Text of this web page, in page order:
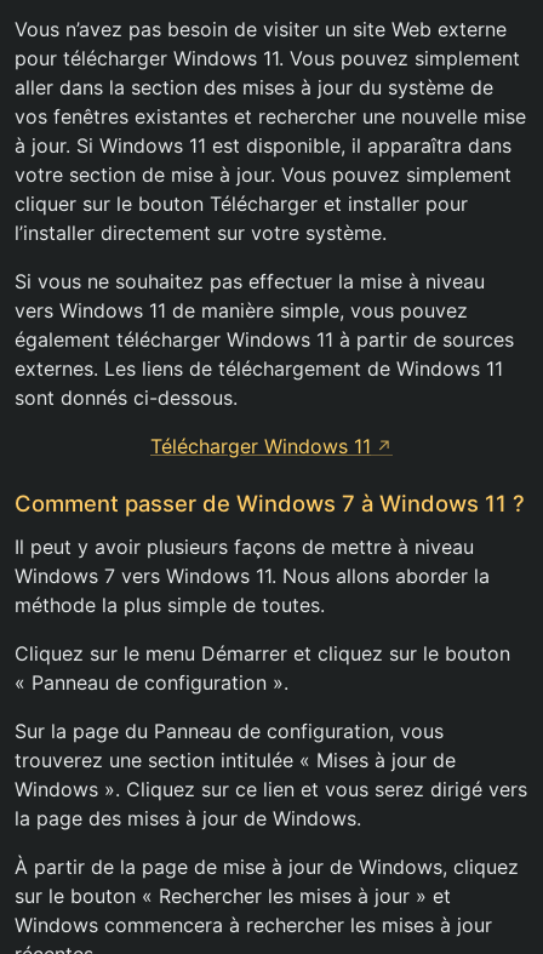
Vous n’avez pas besoin de visiter un site Web externe
pour télécharger Windows 11. Vous pouvez simplement
aller dans la section des mises à jour du système de
vos fenêtres existantes et rechercher une nouvelle mise
à jour. Si Windows 11 est disponible, il apparaîtra dans
votre section de mise à jour. Vous pouvez simplement
cliquer sur le bouton Télécharger et installer pour
l’installer directement sur votre système.
Si vous ne souhaitez pas effectuer la mise à niveau
vers Windows 11 de manière simple, vous pouvez
également télécharger Windows 11 à partir de sources
externes. Les liens de téléchargement de Windows 11
sont donnés ci-dessous.
Télécharger Windows 11
Comment passer de Windows 7 à Windows 11 ?
Il peut y avoir plusieurs façons de mettre à niveau
Windows 7 vers Windows 11. Nous allons aborder la
méthode la plus simple de toutes.
Cliquez sur le menu Démarrer et cliquez sur le bouton
« Panneau de configuration ».
Sur la page du Panneau de configuration, vous
trouverez une section intitulée « Mises à jour de
Windows ». Cliquez sur ce lien et vous serez dirigé vers
la page des mises à jour de Windows.
À partir de la page de mise à jour de Windows, cliquez
sur le bouton « Rechercher les mises à jour » et
Windows commencera à rechercher les mises à jour